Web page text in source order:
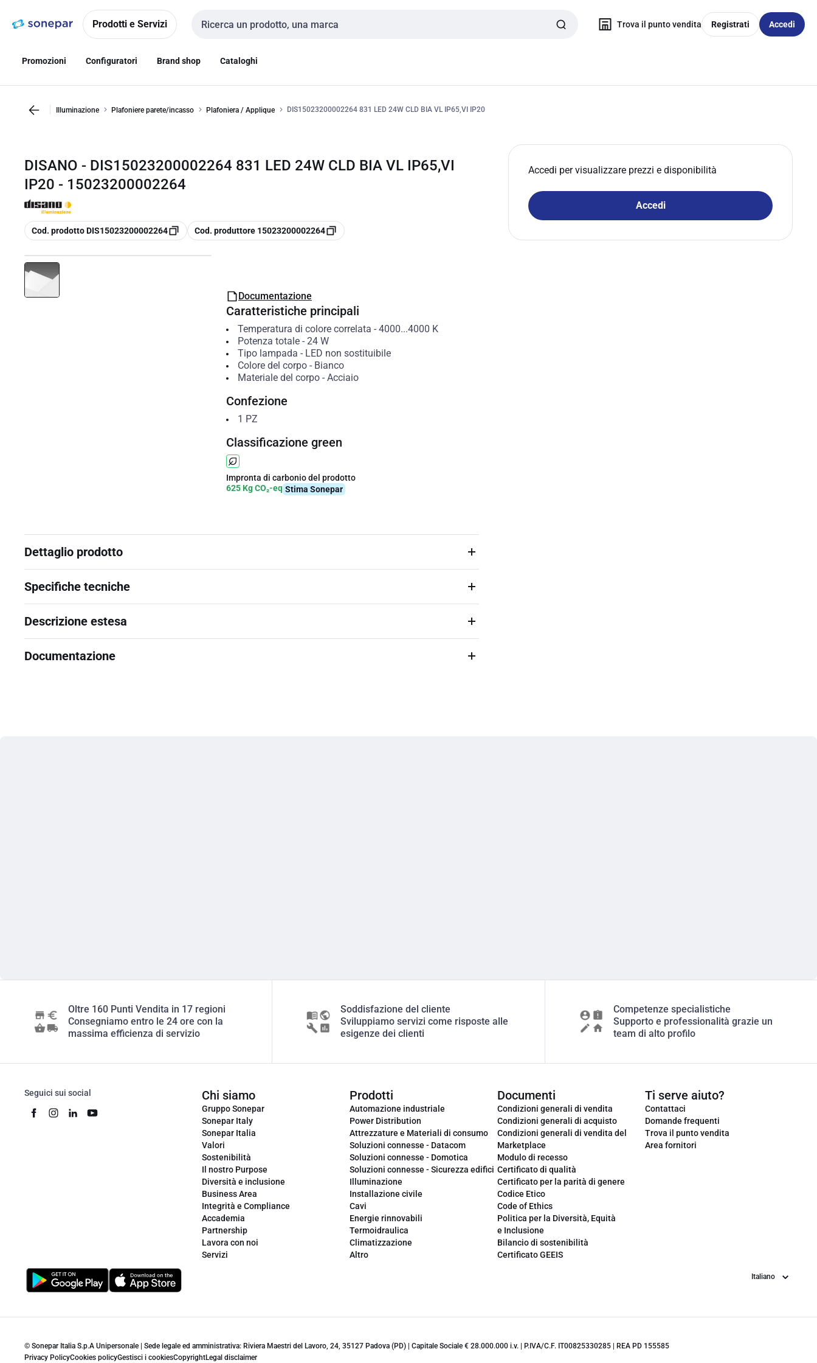
navigazionealla
Prodotti e Servizi
Cerca input
Trova il punto vendita Registrati Accedi
Promozioni Configuratori Brand shop Cataloghi
Illuminazione Plafoniere parete/incasso Plafoniera / Applique DIS15023200002264 831 LED 24W CLD BIA VL IP65,VI IP20
DISANO - DIS15023200002264 831 LED 24W CLD BIA VL IP65,VI
IP20 - 15023200002264
copia
Cod. prodotto DIS15023200002264 copia
Cod. produttore 15023200002264
Accedi per visualizzare prezzi e disponibilità
Accedi
Documentazione
Caratteristiche principali
Temperatura di colore correlata - 4000...4000 K
Potenza totale- 24 W
Tipo lampada - LED non sostituibile
Colore del corpo- Bianco
Materiale del corpo- Acciaio
Confezione
1 PZ
Classificazione green
Impronta di carbonio del prodotto
625 Kg CO₂-eq Stima Sonepar
Dettaglio prodotto
Specifiche tecniche
Descrizione estesa
Documentazione
Oltre 160 Punti Vendita in 17 regioni
Consegniamo entro le 24 ore con la
massima efficienza di servizio
Soddisfazione del cliente
Sviluppiamo servizi come risposte alle
esigenze dei clienti
Competenze specialistiche
Supporto e professionalità grazie un
team di alto profilo
Seguici sui social Chi siamo
Gruppo Sonepar
Sonepar Italy
Sonepar Italia
Valori
Sostenibilità
Il nostro Purpose
Diversità e inclusione
Business Area
Integrità e Compliance
Accademia
Partnership
Lavora con noi
Servizi
Prodotti
Automazione industriale
Power Distribution
Attrezzature e Materiali di consumo
Soluzioni connesse - Datacom
Soluzioni connesse - Domotica
Soluzioni connesse - Sicurezza edifici
Illuminazione
Installazione civile
Cavi
Energie rinnovabili
Termoidraulica
Climatizzazione
Altro
Documenti
Condizioni generali di vendita
Condizioni generali di acquisto
Condizioni generali di vendita del
Marketplace
Modulo di recesso
Certificato di qualità
Certificato per la parità di genere
Codice Etico
Code of Ethics
Politica per la Diversità, Equità
e Inclusione
Bilancio di sostenibilità
Certificato GEEIS
Ti serve aiuto?
Contattaci
Domande frequenti
Trova il punto vendita
Area fornitori
Lingua
© Sonepar Italia S.p.A Unipersonale | Sede legale ed amministrativa: Riviera Maestri del Lavoro, 24, 35127 Padova (PD) | Capitale Sociale € 28.000.000 i.v. | P.IVA/C.F. IT00825330285 | REA PD 155585
Privacy PolicyCookies policyGestisci i cookiesCopyrightLegal disclaimer